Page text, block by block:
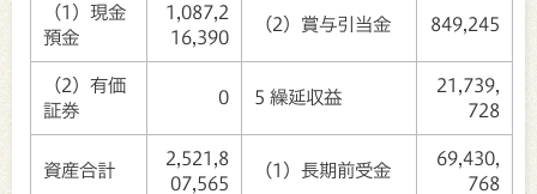
（1）現金
預金
1,087,2
16,390
（2）賞与引当金 849,245
（2）有価
証券
0 5 繰延収益
21,739,
728
資産合計
2,521,8
07,565
（1）長期前受金
69,430,
768